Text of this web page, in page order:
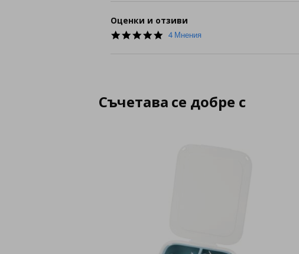
Оценки и отзиви
5.0
4 Мнения
Съчетава се добре с